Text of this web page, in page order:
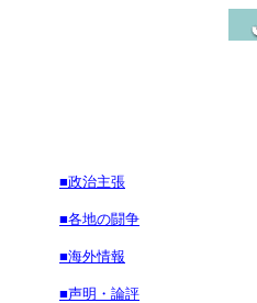
■政治主張
■各地の闘争
■海外情報
■声明・論評